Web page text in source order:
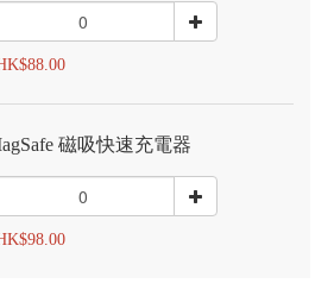
磁吸快速充電器